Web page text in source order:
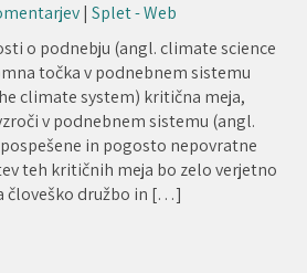
|Splet - Web
o podnebju (angl. climate science
točka v podnebnem sistemu
climate system) kritična meja,
v podnebnem sistemu (angl.
in pogosto nepovratne
teh kritičnih meja bo zelo verjetno
človeško družbo in […]